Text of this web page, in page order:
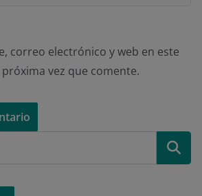
correo electrónico y web en este
vez que comente.